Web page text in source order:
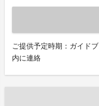
ご提供予定時期：ガイド
内に連絡